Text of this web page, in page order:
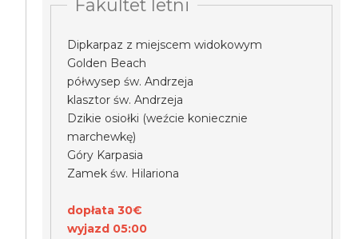
Fakultet letni
Dipkarpaz z miejscem widokowym
Golden Beach
półwysep św. Andrzeja
klasztor św. Andrzeja
Dzikie osiołki (weźcie koniecznie
marchewkę)
Góry Karpasia
Zamek św. Hilariona
dopłata 30€
wyjazd 05:00